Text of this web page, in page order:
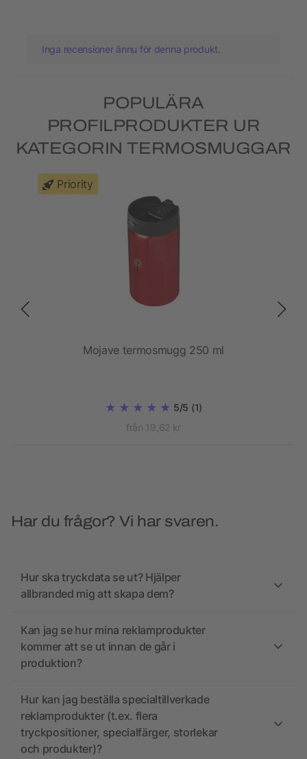
Inga recensioner ännu för denna produkt.
POPULÄRA
PROFILPRODUKTER UR
KATEGORIN TERMOSMUGGAR
Priority
Mojave termosmugg 250 ml
5/5 (1)
från 19,62 kr
Har du frågor? Vi har svaren.
Hur ska tryckdata se ut? Hjälper
allbranded mig att skapa dem?
Kan jag se hur mina reklamprodukter
kommer att se ut innan de går i
produktion?
Hur kan jag beställa specialtillverkade
reklamprodukter (t.ex. flera
tryckpositioner, specialfärger, storlekar
och produkter)?